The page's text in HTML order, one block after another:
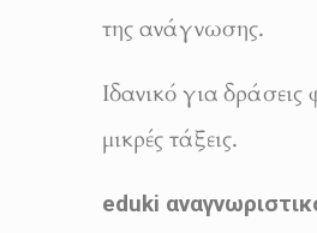
της ανάγνωσης.
Ιδανικό για
μικρές τάξεις.
eduki